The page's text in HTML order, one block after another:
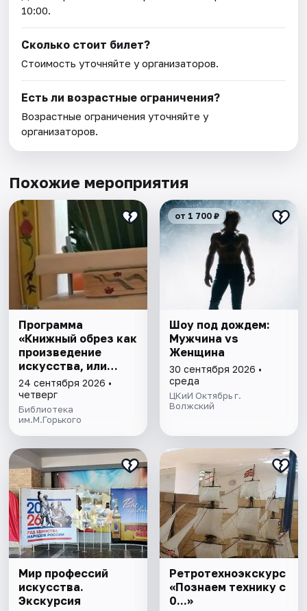
10:00.
Сколько стоит билет?
Стоимость уточняйте у организаторов.
Есть ли возрастные ограничения?
Возрастные ограничения уточняйте у
организаторов.
Похожие мероприятия
Программа
«Книжный обрез как
произведение
искусства, или
Прикладная магия»
24 сентября 2026 •
четверг
Библиотека
им.М.Горького
от 1 700 ₽
Шоу под дождем:
Мужчина vs
Женщина
30 сентября 2026 •
среда
ЦКиИ Октябрь г.
Волжский
Мир профессий
искусства.
Экскурсия
Ретротехноэкскурс
«Познаем технику с
0...»